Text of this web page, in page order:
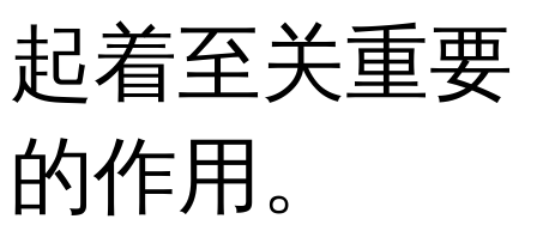
起着至关重要
的作用。